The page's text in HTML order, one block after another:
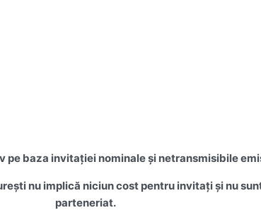
pe baza invitației nominale și netransmisibile
nu implică niciun cost pentru invitați și nu
parteneriat.